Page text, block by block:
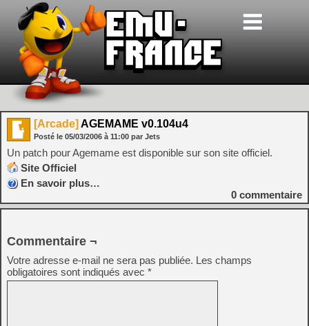
[Arcade] AGEMAME v0.104u4
Posté le 05/03/2006 à 11:00 par Jets
Un patch pour Agemame est disponible sur son site officiel.
Site Officiel
En savoir plus…
0 commentaire
Commentaire ¬
Votre adresse e-mail ne sera pas publiée. Les champs
obligatoires sont indiqués avec *